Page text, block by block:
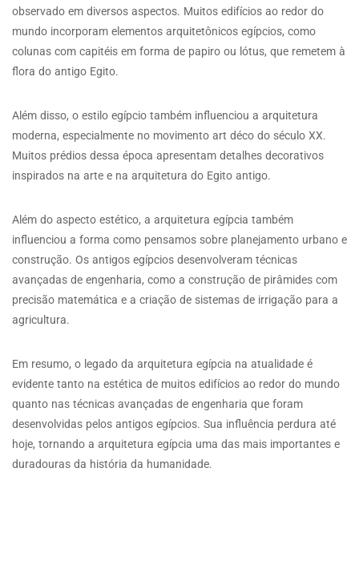
observado em diversos aspectos. Muitos edifícios ao redor do
mundo incorporam elementos arquitetônicos egípcios, como
colunas com capitéis em forma de papiro ou lótus, que remetem à
flora do antigo Egito.
Além disso, o estilo egípcio também influenciou a arquitetura
moderna, especialmente no movimento art déco do século XX.
Muitos prédios dessa época apresentam detalhes decorativos
inspirados na arte e na arquitetura do Egito antigo.
Além do aspecto estético, a arquitetura egípcia também
influenciou a forma como pensamos sobre planejamento urbano e
construção. Os antigos egípcios desenvolveram técnicas
avançadas de engenharia, como a construção de pirâmides com
precisão matemática e a criação de sistemas de irrigação para a
agricultura.
Em resumo, o legado da arquitetura egípcia na atualidade é
evidente tanto na estética de muitos edifícios ao redor do mundo
quanto nas técnicas avançadas de engenharia que foram
desenvolvidas pelos antigos egípcios. Sua influência perdura até
hoje, tornando a arquitetura egípcia uma das mais importantes e
duradouras da história da humanidade.